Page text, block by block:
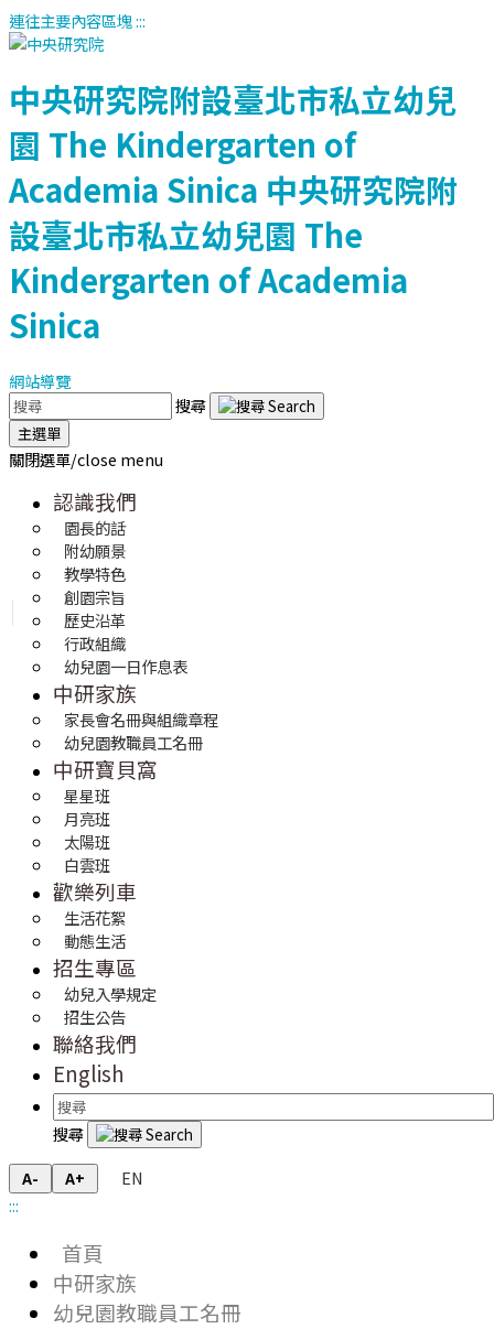
連往主要內容區塊:::
中央研究院附設臺北市私立幼兒
園 The Kindergarten of
Academia Sinica 中央研究院附
設臺北市私立幼兒園 The
Kindergarten of Academia
Sinica
網站導覽
搜尋
主選單
關閉選單/close menu
認識我們
園長的話
附幼願景
教學特色
創園宗旨
歷史沿革
行政組織
幼兒園一日作息表
中研家族
家長會名冊與組織章程
幼兒園教職員工名冊
中研寶貝窩
星星班
月亮班
太陽班
白雲班
歡樂列車
生活花絮
動態生活
招生專區
幼兒入學規定
招生公告
聯絡我們
English
搜尋
A- A+
EN
:::
首頁
中研家族
幼兒園教職員工名冊